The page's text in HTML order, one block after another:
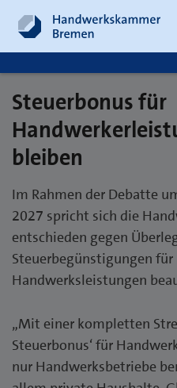
Steuerbonus für
bleiben
Im Rahmen der Debatte
2027 spricht sich die
entschieden gegen
Steuerbegünstigungen
Handwerksleistungen
„Mit einer kompletten
Steuerbonus‘ für
nur Handwerksbetriebe